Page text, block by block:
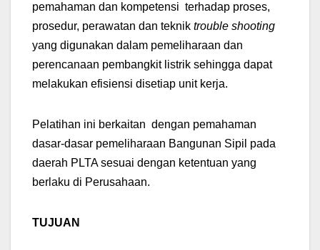
pemahaman dan kompetensi terhadap proses,
prosedur, perawatan dan teknik trouble shooting
yang digunakan dalam pemeliharaan dan
perencanaan pembangkit listrik sehingga dapat
melakukan efisiensi disetiap unit kerja.
Pelatihan ini berkaitan dengan pemahaman
dasar-dasar pemeliharaan Bangunan Sipil pada
daerah PLTA sesuai dengan ketentuan yang
berlaku di Perusahaan.
TUJUAN